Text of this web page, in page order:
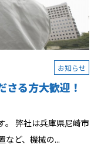
お知らせ
さる方大歓迎！
。 弊社は兵庫県尼崎市
など、機械の...